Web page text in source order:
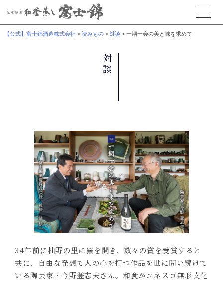
【公式】富士錦酒造株式会社 > 読みもの> 対談 > 一期一会の美と味を求めて
対談
34年前に柚野の里に窯を開き、数々の賞を受賞すると
共に、自由な発想で人の心を打つ作品を世に問い続けて
いる陶芸家・今野登志夫さん。和食がユネスコ無形文化